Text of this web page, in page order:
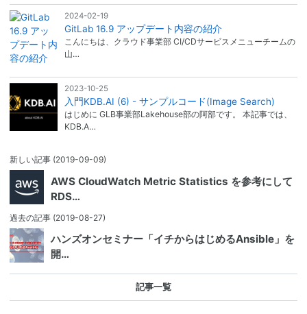
2024-02-19
GitLab 16.9 アップデート内容の紹介
こんにちは、クラウド事業部 CI/CDサービスメニューチームの
山…
2023-10-25
入門KDB.AI (6) - サンプルコード(Image Search)
はじめに GLB事業部Lakehouse部の阿部です。 本記事では、
KDB.A…
新しい記事 (2019-09-09)
AWS CloudWatch Metric Statistics を参考にして
RDS…
過去の記事 (2019-08-27)
ハンズオンセミナー「イチからはじめるAnsible」を
開…
記事一覧